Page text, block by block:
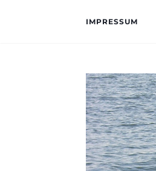
IMPRESSUM